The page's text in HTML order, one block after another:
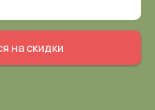
на скидки